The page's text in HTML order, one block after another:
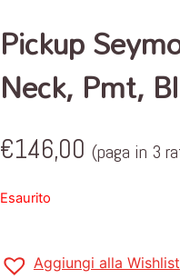
Pickup
Neck, Pmt,
€146,00 (paga in 3
Esaurito
Aggiungi alla Wishlist